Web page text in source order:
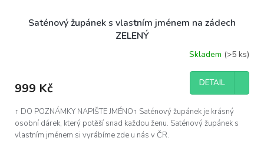
Saténový župánek s vlastním jménem na zádech
ZELENÝ
Skladem (>5 ks)
999 Kč DETAIL
↑ DO POZNÁMKY NAPIŠTE JMÉNO↑ Saténový župánek je krásný
osobní dárek, který potěší snad každou ženu. Saténový župánek s
vlastním jménem si vyrábíme zde u nás v ČR.